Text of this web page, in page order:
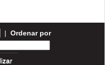
| Ordenar por